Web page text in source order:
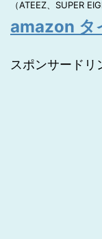
（ATEEZ、SUPER
amazon タ
スポンサードリ